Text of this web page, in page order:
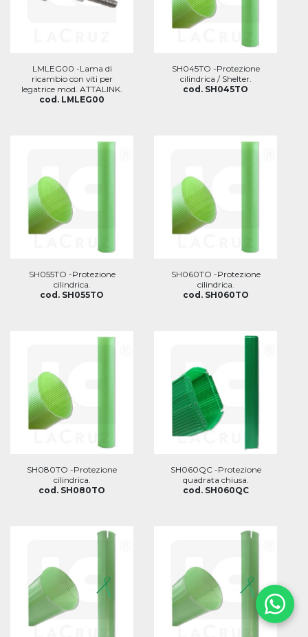
LMLEG00 -Lama di
ricambio con viti per
legatrice mod. ATTALINK.
cod. LMLEG00
SH045TO -Protezione
cilindrica / Shelter.
cod. SH045TO
SH055TO -Protezione
cilindrica.
cod. SH055TO
SH060TO -Protezione
cilindrica.
cod. SH060TO
SH080TO -Protezione
cilindrica.
cod. SH080TO
SH060QC -Protezione
quadrata chiusa.
cod. SH060QC